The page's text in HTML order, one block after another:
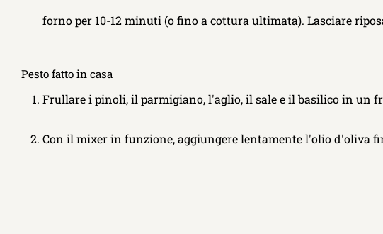
forno per 10-12 minuti (o fino a cottura ultimata). Lasciare
Pesto fatto in casa
Frullare i pinoli, il parmigiano, l'aglio, il sale e il basilico in un
Con il mixer in funzione, aggiungere lentamente l'olio d'oliva